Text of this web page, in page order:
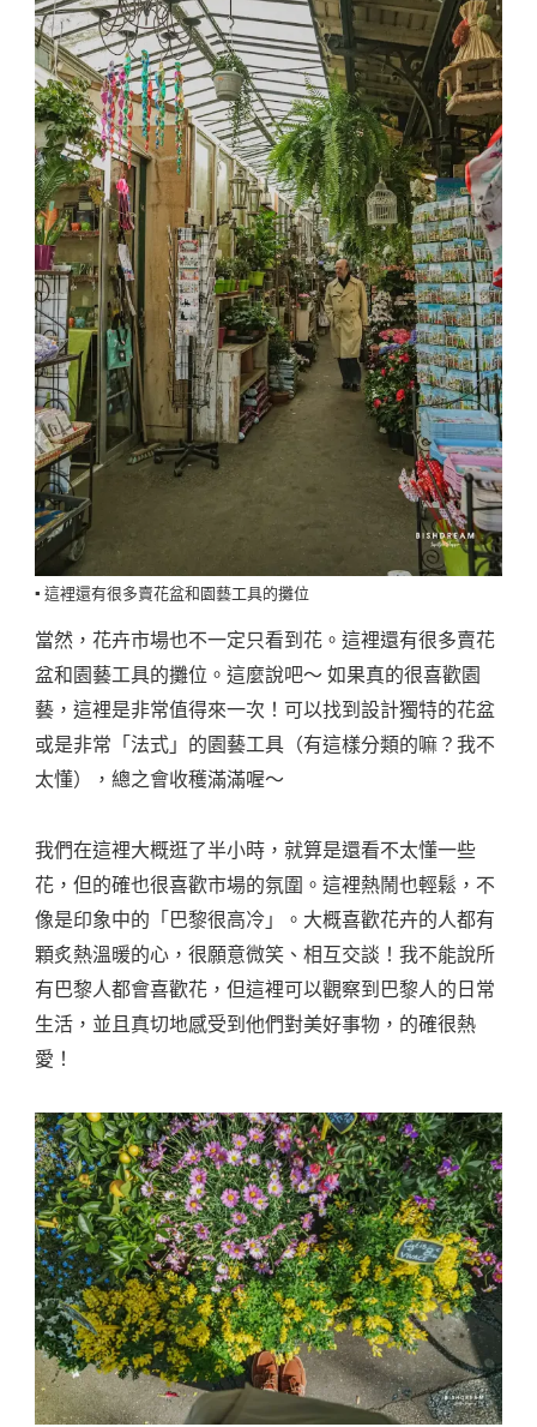
▪️ 這裡還有很多賣花盆和園藝工具的攤位
當然，花卉市場也不一定只看到花。這裡還有很多賣花
盆和園藝工具的攤位。這麼說吧～ 如果真的很喜歡園
藝，這裡是非常值得來一次！可以找到設計獨特的花盆
或是非常「法式」的園藝工具（有這樣分類的嘛？我不
太懂），總之會收穫滿滿喔～
我們在這裡大概逛了半小時，就算是還看不太懂一些
花，但的確也很喜歡市場的氛圍。這裡熱鬧也輕鬆，不
像是印象中的「巴黎很高冷」。大概喜歡花卉的人都有
顆炙熱溫暖的心，很願意微笑、相互交談！我不能說所
有巴黎人都會喜歡花，但這裡可以觀察到巴黎人的日常
生活，並且真切地感受到他們對美好事物，的確很熱
愛！